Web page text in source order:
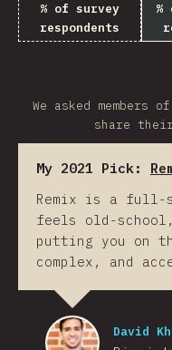
% of survey
respondents
We asked members
share
My 2021 Pick:
Remix is a full-
feels old-
putting you on
complex, and
David